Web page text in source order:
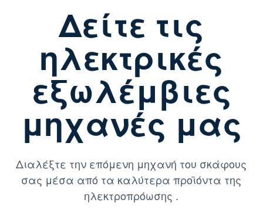
Δείτε τις
ηλεκτρικές
εξωλέμβιες
μηχανές μας
Διαλέξτε την επόμενη μηχανή του σκάφους
σας μέσα από τα καλύτερα προϊόντα της
ηλεκτροπρόωσης .